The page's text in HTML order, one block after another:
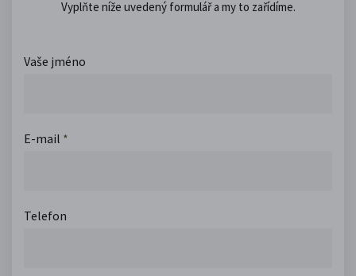
Vyplňte níže uvedený formulář a my to zařídíme.
Vaše jméno
E-mail *
Telefon